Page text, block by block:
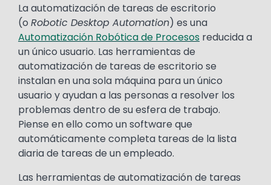
Text
La automatización de tareas de escritorio
(o Robotic Desktop Automation) es una
Automatización Robótica de Procesos reducida a
un único usuario. Las herramientas de
automatización de tareas de escritorio se
instalan en una sola máquina para un único
usuario y ayudan a las personas a resolver los
problemas dentro de su esfera de trabajo.
Piense en ello como un software que
automáticamente completa tareas de la lista
diaria de tareas de un empleado.
Las herramientas de automatización de tareas